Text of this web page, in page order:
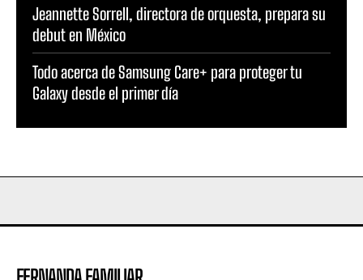
Jeannette Sorrell, directora de orquesta, prepara su
debut en México
Todo acerca de Samsung Care+ para proteger tu
Galaxy desde el primer día